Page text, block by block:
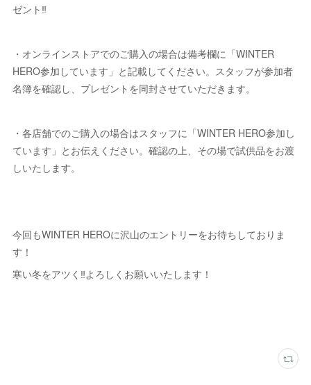
ゼント‼️
・オンラインストアでのご購入の場合は備考欄に「WINTER
HERO参加しています」と記載してください。スタッフが参加者
名簿を確認し、プレゼントを同封させていただきます。
・各店舗でのご購入の場合はスタッフに「WINTER HERO参加し
ています」とお伝えください。確認の上、その場で試供品をお渡
しいたします。
今回もWINTER HEROに沢山のエントリーをお待ちしておりま
す！
寒い冬をアツく‼️よろしくお願いいたします！